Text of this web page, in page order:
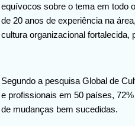
equívocos sobre o tema em todo
de 20 anos de experiência na
cultura organizacional fortalecida,
Segundo a pesquisa Global de
e profissionais em 50 países,
de mudanças bem sucedidas.